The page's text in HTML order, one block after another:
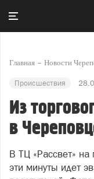
Главная Новости
Происшествия
Из
в
В ТЦ «Рассвет»
эти минуты идет